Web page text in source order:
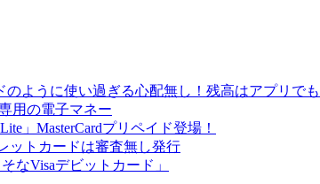
ように使い過ぎる心配無し！残高はアプリで
用の電子マネー
」MasterCardプリペイド登場！
ットカードは審査無し発行
なVisaデビットカード」